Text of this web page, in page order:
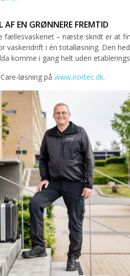
AF EN GRØNNERE FREMTID
fællesvaskeriet – næste skridt er at
vaskeridrift i én totalløsning. Den
komme i gang helt uden
løsning på www.nortec.dk.